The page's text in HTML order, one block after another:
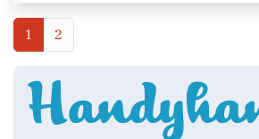
1 2